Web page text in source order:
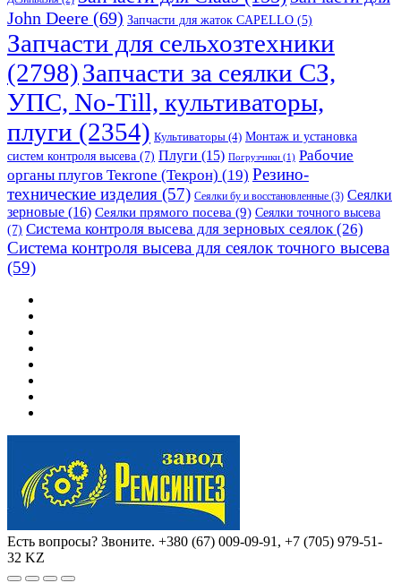
John Deere (69) Запчасти для жаток CAPELLO (5)
Запчасти для сельхозтехники
(2798)Запчасти за сеялки СЗ,
УПС, No-Till, культиваторы,
плуги (2354) Культиваторы (4) Монтаж и установка
систем контроля высева (7) Плуги (15) Погрузчики (1) Рабочие
органы плугов Текrоne (Текрон) (19) Резино-
технические изделия (57) Сеялки бу и восстановленные (3) Сеялки
зерновые (16) Сеялки прямого посева (9) Сеялки точного высева
(7) Система контроля высева для зерновых сеялок (26)
Система контроля высева для сеялок точного высева
(59)
Есть вопросы? Звоните. +380 (67) 009-09-91, +7 (705) 979-51-
32 KZ